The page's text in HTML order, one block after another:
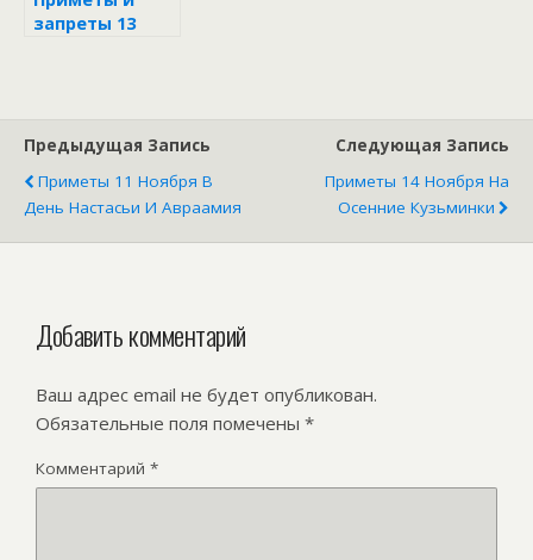
запреты 13
Предыдущая Запись
Приметы 11 Ноября В
День Настасьи И Авраамия
Следующая Запись
Приметы 14 Ноября На
Осенние Кузьминки
Добавить комментарий
Ваш адрес email не будет опубликован.
Обязательные поля помечены *
Комментарий *